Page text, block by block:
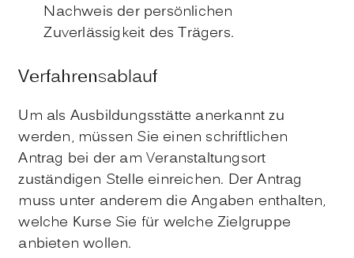
Nachweis der persönlichen
Zuverlässigkeit des Trägers.
Verfahrensablauf
Um als Ausbildungsstätte anerkannt zu
werden, müssen Sie einen schriftlichen
Antrag bei der am Veranstaltungsort
zuständigen Stelle einreichen. Der Antrag
muss unter anderem die Angaben enthalten,
welche Kurse Sie für welche Zielgruppe
anbieten wollen.